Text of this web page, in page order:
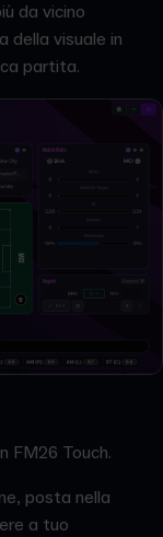
da vicino
della visuale in
partita.
FM26 Touch.
posta nella
a tuo